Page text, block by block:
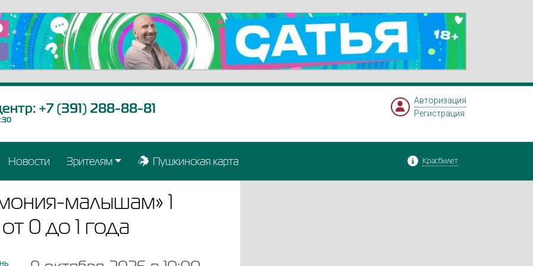
+7 (391) 288-88-81
Авторизация
Регистрация
Новости Зрителям Пушкинская карта Красбилет
малышам» 1
0 до 1 года